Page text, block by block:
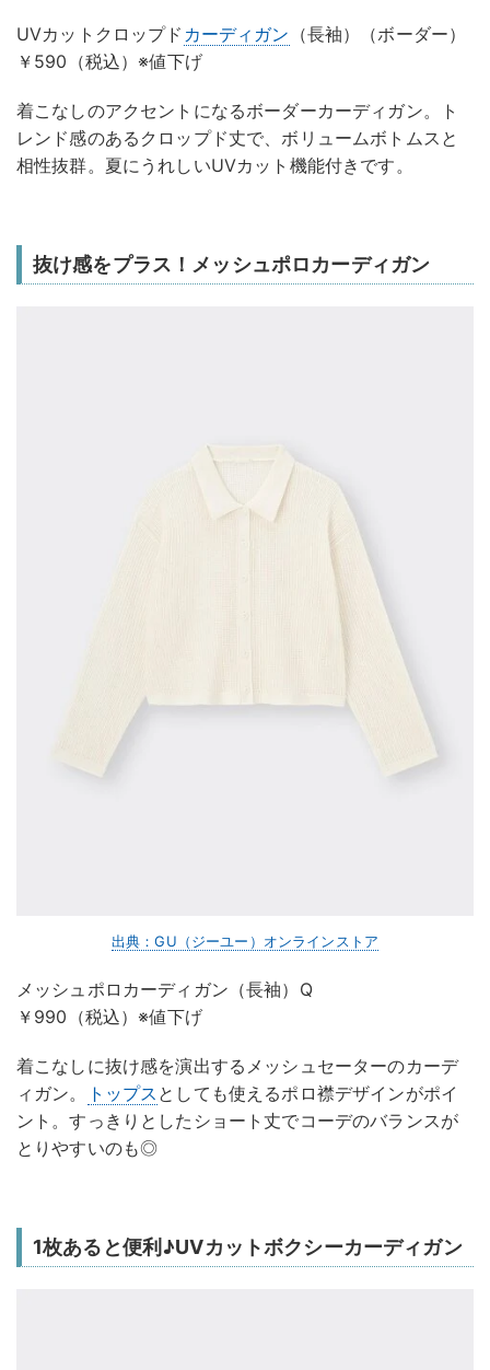
UVカットクロップド カーディガン （長袖）（ボーダー）
￥590（税込）※値下げ
着こなしのアクセントになるボーダーカーディガン。ト
レンド感のあるクロップド丈で、ボリュームボトムスと
相性抜群。夏にうれしいUVカット機能付きです。
抜け感をプラス！メッシュポロカーディガン
出典：GU（ジーユー）オンラインストア
メッシュポロカーディガン（長袖）Q
￥990（税込）※値下げ
着こなしに抜け感を演出するメッシュセーターのカーデ
ィガン。
トップス としても使えるポロ襟デザインがポイ
ント。すっきりとしたショート丈でコーデのバランスが
とりやすいのも◎
1枚あると便利♪UVカットボクシーカーディガン